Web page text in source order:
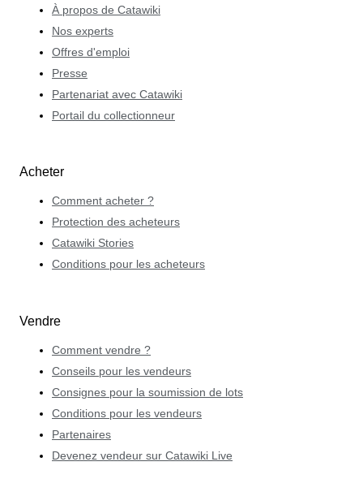
À propos de Catawiki
Nos experts
Offres d'emploi
Presse
Partenariat avec Catawiki
Portail du collectionneur
Acheter
Comment acheter ?
Protection des acheteurs
Catawiki Stories
Conditions pour les acheteurs
Vendre
Comment vendre ?
Conseils pour les vendeurs
Consignes pour la soumission de lots
Conditions pour les vendeurs
Partenaires
Devenez vendeur sur Catawiki Live